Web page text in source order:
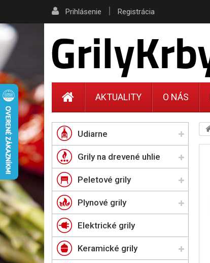
Udiarne
Grily na drevené uhlie
Peletové grily
Plynové grily
Elektrické grily
Keramické grily
Prihlásenie | Registrácia
AKTUALITY O NÁS